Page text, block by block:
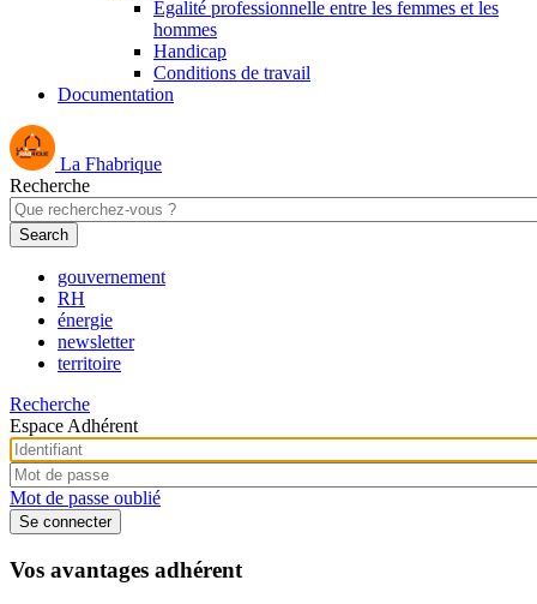
Égalité professionnelle entre les femmes et les
hommes
Handicap
Conditions de travail
Documentation
La Fhabrique
Recherche
gouvernement
RH
énergie
newsletter
territoire
Recherche
Espace Adhérent
Mot de passe oublié
Vos avantages adhérent